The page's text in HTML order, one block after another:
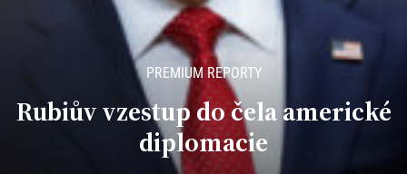
PREMIUM REPORTY
Rubiův vzestup do čela americké
diplomacie